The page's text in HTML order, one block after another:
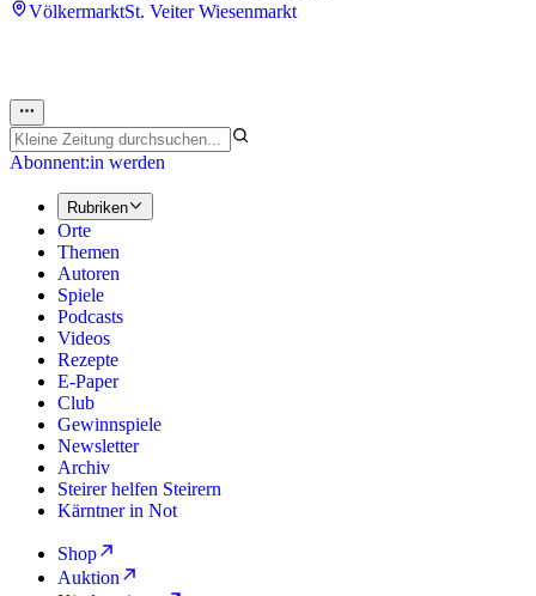
VölkermarktSt. Veiter Wiesenmarkt
Abonnent:in werden
Rubriken
Orte
Themen
Autoren
Spiele
Podcasts
Videos
Rezepte
E-Paper
Club
Gewinnspiele
Newsletter
Archiv
Steirer helfen Steirern
Kärntner in Not
Shop
Auktion